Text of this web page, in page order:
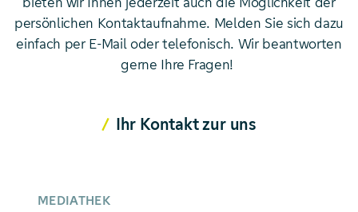
persönlichen Kontaktaufnahme. Melden Sie sich dazu
einfach per E-Mail oder telefonisch. Wir beantworten
gerne Ihre Fragen!
Ihr Kontakt zur uns
MEDIATHEK